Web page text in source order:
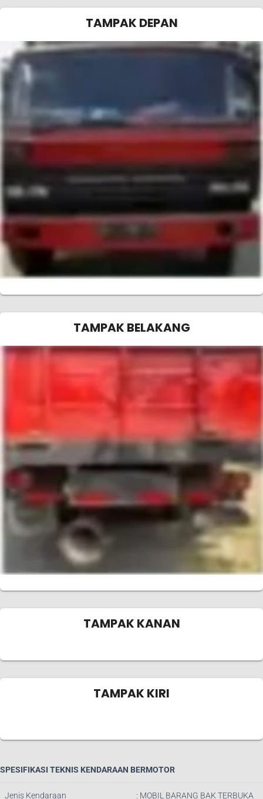
TAMPAK DEPAN
TAMPAK BELAKANG
TAMPAK KANAN
TAMPAK KIRI
SPESIFIKASI TEKNIS KENDARAAN BERMOTOR
Jenis Kendaraan : MOBIL BARANG BAK TERBUKA